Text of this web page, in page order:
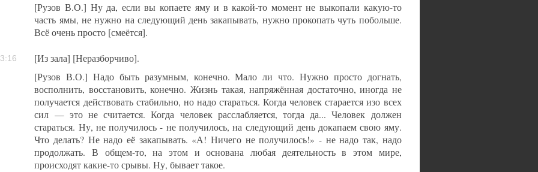
[Рузов В.О.] Ну да, если вы копаете яму и в какой-то момент не выкопали какую-то
часть ямы, не нужно на следующий день закапывать, нужно прокопать чуть побольше.
Всё очень просто [смеётся].
[Из зала] [Неразборчиво].
[Рузов В.О.] Надо быть разумным, конечно. Мало ли что. Нужно просто догнать,
восполнить, восстановить, конечно. Жизнь такая, напряжённая достаточно, иногда не
получается действовать стабильно, но надо стараться. Когда человек старается изо всех
сил — это не считается. Когда человек расслабляется, тогда да... Человек должен
стараться. Ну, не получилось - не получилось, на следующий день докапаем свою яму.
Что делать? Не надо её закапывать. «А! Ничего не получилось!» - не надо так, надо
продолжать. В общем-то, на этом и основана любая деятельность в этом мире,
происходят какие-то срывы. Ну, бывает такое.